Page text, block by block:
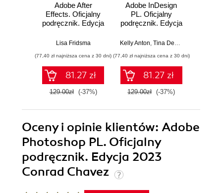
Adobe After
Effects. Oficjalny
podręcznik. Edycja
Lisa Fridsma
(77,40 zł najniższa cena z 30 dni)
81.27 zł
129.00zł (-37%)
Adobe InDesign
PL. Oficjalny
podręcznik. Edycja
Kelly Anton Tina DeJarld
(77,40 zł najniższa cena z 30 dni)
81.27 zł
129.00zł (-37%)
Oceny i opinie klientów: Adobe
Photoshop PL. Oficjalny
podręcznik. Edycja 2023
Conrad Chavez